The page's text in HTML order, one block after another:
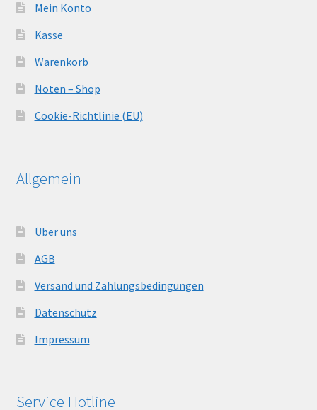
Mein Konto
Kasse
Warenkorb
Noten – Shop
Cookie-Richtlinie (EU)
Allgemein
Über uns
AGB
Versand und Zahlungsbedingungen
Datenschutz
Impressum
Service Hotline